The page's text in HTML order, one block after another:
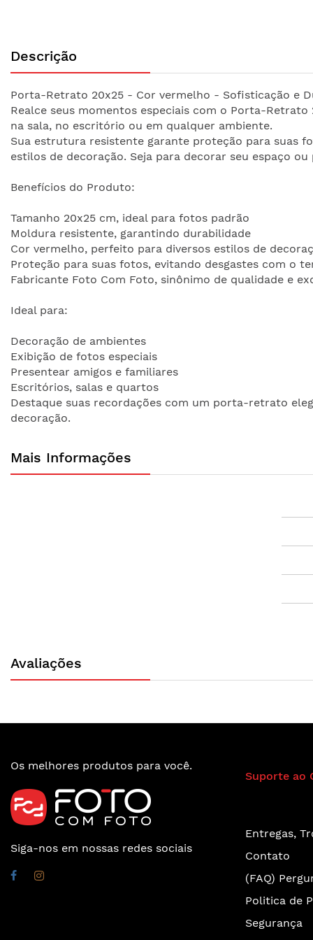
o
início
Galeria
de
imagens
Descrição
Porta-Retrato 20x25 - Cor vermelho - Sofisticação e
Realce seus momentos especiais com o Porta-
na sala, no escritório ou em qualquer ambiente.
Sua estrutura resistente garante proteção para suas
estilos de decoração. Seja para decorar seu espaço
Benefícios do Produto:
Tamanho 20x25 cm, ideal para fotos padrão
Moldura resistente, garantindo durabilidade
Cor vermelho, perfeito para diversos estilos de
Proteção para suas fotos, evitando desgastes com o
Fabricante Foto Com Foto, sinônimo de qualidade e
Ideal para:
Decoração de ambientes
Exibição de fotos especiais
Presentear amigos e familiares
Escritórios, salas e quartos
Destaque suas recordações com um porta-retrato
decoração.
Mais Informações
Avaliações
Os melhores produtos para você.
Siga-nos em nossas redes sociais
Suporte ao
Entregas,
Contato
(FAQ)
Politica de
Segurança